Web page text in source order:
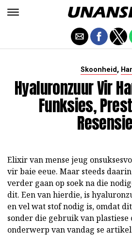
Skoonheid,
Hyaluronzuur Vir
Funksies,
Elixir van mense jeug
vir baie eeue. Maar steeds
verder gaan op soek na die
dit. Een van hierdie, is
en vel wat stof nodig is, omdat
sonder die gebruik van plastiese
onderwerp van vandag se